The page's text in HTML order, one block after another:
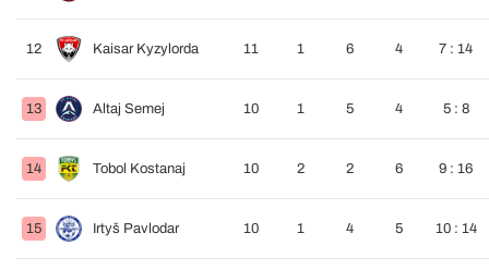
12 Kaisar Kyzylorda 11 1 6 4 7 : 14
13 Altaj Semej 10 1 5 4 5 : 8
14 Tobol Kostanaj 10 2 2 6 9 : 16
15 Irtyš Pavlodar 10 1 4 5 10 : 14